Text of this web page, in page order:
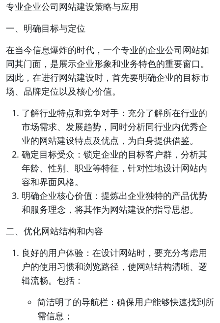
专业企业公司网站建设策略与应用
一、明确目标与定位
在当今信息爆炸的时代，一个专业的企业公司网站如
同其门面，是展示企业形象和业务特色的重要窗口。
因此，在进行网站建设时，首先要明确企业的目标市
场、品牌定位以及核心价值。
了解行业特点和竞争对手：充分了解所在行业的
市场需求、发展趋势，同时分析同行业内优秀企
业的网站建设特点及优点，为自身提供借鉴。
确定目标受众：锁定企业的目标客户群，分析其
年龄、性别、职业等特征，针对性地设计网站内
容和界面风格。
明确企业核心价值：提炼出企业独特的产品优势
和服务理念，将其作为网站建设的指导思想。
二、优化网站结构和内容
良好的用户体验：在设计网站时，要充分考虑用
户的使用习惯和浏览路径，使网站结构清晰、逻
辑流畅。包括：
简洁明了的导航栏：确保用户能够快速找到所
需信息；